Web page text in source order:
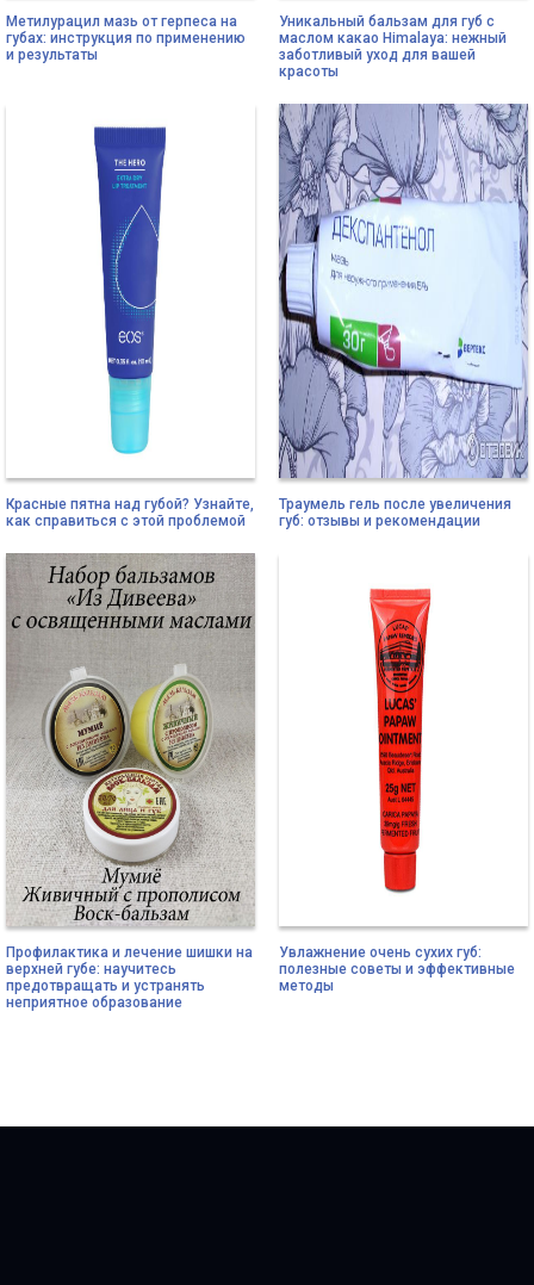
Метилурацил мазь от герпеса на
губах: инструкция по применению
и результаты
Уникальный бальзам для губ с
маслом какао Himalaya: нежный
заботливый уход для вашей
красоты
Красные пятна над губой? Узнайте,
как справиться с этой проблемой
Траумель гель после увеличения
губ: отзывы и рекомендации
Профилактика и лечение шишки на
верхней губе: научитесь
предотвращать и устранять
неприятное образование
Увлажнение очень сухих губ:
полезные советы и эффективные
методы